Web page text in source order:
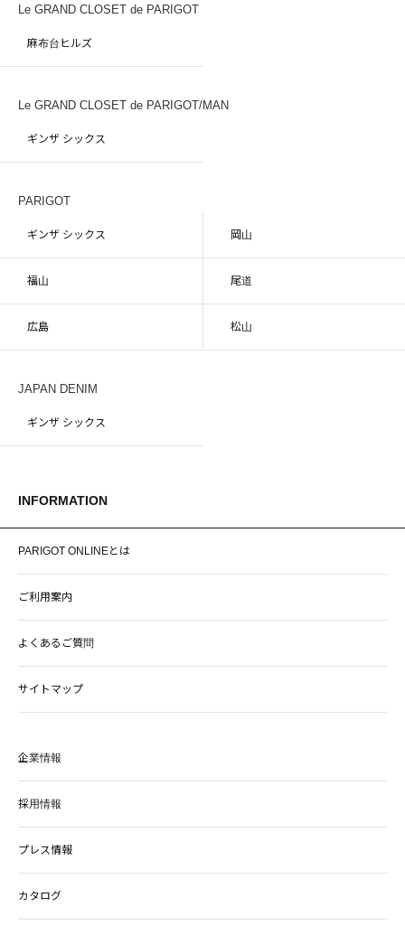
Le GRAND CLOSET de PARIGOT
麻布台ヒルズ
Le GRAND CLOSET de PARIGOT/MAN
ギンザ シックス
PARIGOT
ギンザ シックス 岡山
福山 尾道
広島 松山
JAPAN DENIM
ギンザ シックス
INFORMATION
PARIGOT ONLINEとは
ご利用案内
よくあるご質問
サイトマップ
企業情報
採用情報
プレス情報
カタログ